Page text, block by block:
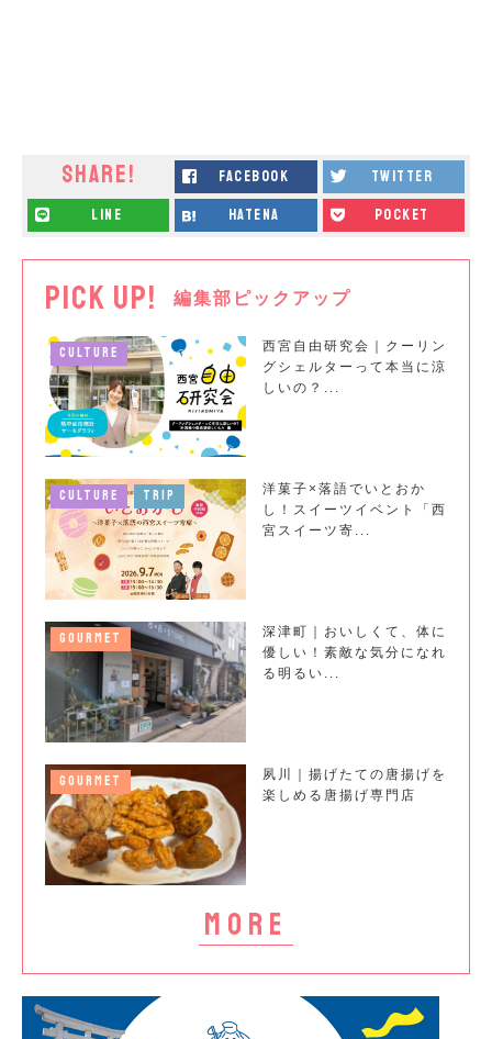
SHARE! facebook twitter
line hatena pocket
PICK UP! 編集部ピックアップ
more
CULTURE
西宮自由研究会｜クーリン
グシェルターって本当に涼
しいの？...
CULTURE TRIP
洋菓子×落語でいとおか
し！スイーツイベント「西
宮スイーツ寄...
GOURMET
深津町｜おいしくて、体に
優しい！素敵な気分になれ
る明るい...
GOURMET
夙川｜揚げたての唐揚げを
楽しめる唐揚げ専門店